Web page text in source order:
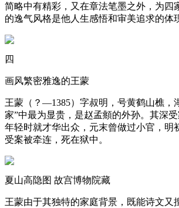
简略中有精彩，又在章法笔墨之外，为四
的逸气风格是他人生感悟和审美追求的体
四
画风繁密雅逸的王蒙
王蒙（？―1385）字叔明，号黄鹤山樵，
家”中最为显贵，是赵孟頫的外孙。其深受
年轻时就才华出众，元末曾做过小官，明
受案被牵连，死在狱中。
夏山高隐图 故宫博物院藏
王蒙由于其独特的家庭背景，既能诗文又